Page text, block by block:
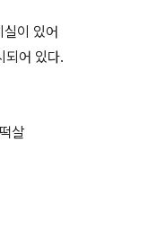
이 있어
되어 있다.
살